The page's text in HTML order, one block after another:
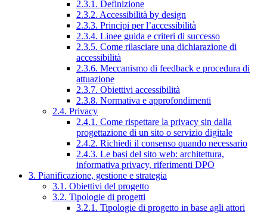
2.3.1. Definizione
2.3.2. Accessibilità by design
2.3.3. Principi per l’accessibilità
2.3.4. Linee guida e criteri di successo
2.3.5. Come rilasciare una dichiarazione di
accessibilità
2.3.6. Meccanismo di feedback e procedura di
attuazione
2.3.7. Obiettivi accessibilità
2.3.8. Normativa e approfondimenti
2.4. Privacy
2.4.1. Come rispettare la privacy sin dalla
progettazione di un sito o servizio digitale
2.4.2. Richiedi il consenso quando necessario
2.4.3. Le basi del sito web: architettura,
informativa privacy, riferimenti DPO
3. Pianificazione, gestione e strategia
3.1. Obiettivi del progetto
3.2. Tipologie di progetti
3.2.1. Tipologie di progetto in base agli attori